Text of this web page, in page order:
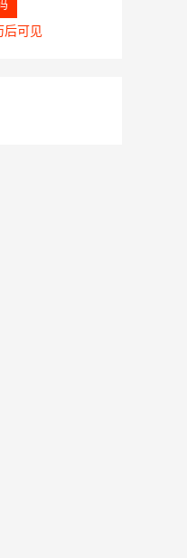
后可见